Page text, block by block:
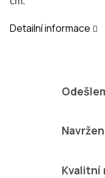
Detailní informace
Kvalitní